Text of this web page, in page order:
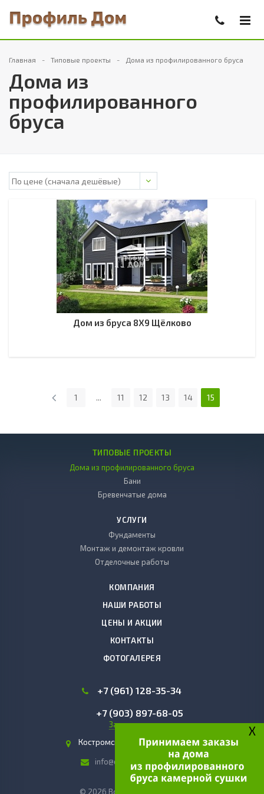
Главная Типовые проекты Дома из профилированного бруса
Дома из
профилированного
бруса
Дом из бруса 8Х9 Щёлково
1 ... 11 12 13 14 15
© 2026 Все права защищены.
ТИПОВЫЕ ПРОЕКТЫ
Дома из профилированного бруса
Бани
Бревенчатые дома
УСЛУГИ
Фундаменты
Монтаж и демонтаж кровли
Отделочные работы
КОМПАНИЯ
НАШИ РАБОТЫ
ЦЕНЫ И АКЦИИ
КОНТАКТЫ
ФОТОГАЛЕРЕЯ
+7 (961) 128-35-34
+7 (903) 897-68-05
Заказать звонок
Костромская область, г. Чухлома
info@domakostroma.com
X